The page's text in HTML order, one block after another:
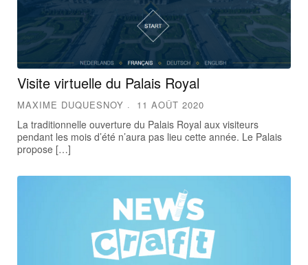
Visite virtuelle du Palais Royal
MAXIME DUQUESNOY 11 AOÛT 2020
La traditionnelle ouverture du Palais Royal aux visiteurs
pendant les mois d’été n’aura pas lieu cette année. Le Palais
propose […]